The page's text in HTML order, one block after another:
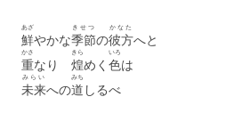
鮮
あざ
やかな季節
きせつ
の彼方
かなた
へと
重
かさ
なり 煌
きら
めく 色
いろ
は
未来
みらい
への道
みち
しるべ